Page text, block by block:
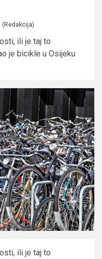
(Redakcija)
ili je taj to
je bicikle u Osijeku
ili je taj to